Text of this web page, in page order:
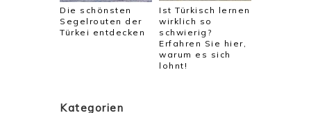
Die schönsten
Segelrouten der
Türkei entdecken
Ist Türkisch lernen
wirklich so
schwierig?
Erfahren Sie hier,
warum es sich
lohnt!
Kategorien